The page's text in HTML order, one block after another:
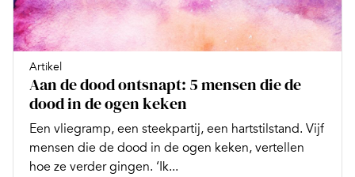
Artikel
Aan de dood ontsnapt: 5 mensen die de
dood in de ogen keken
Een vliegramp, een steekpartij, een hartstilstand. Vijf
mensen die de dood in de ogen keken, vertellen
hoe ze verder gingen. ‘Ik...